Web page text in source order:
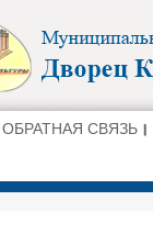
ОБРАТНАЯ СВЯЗЬ